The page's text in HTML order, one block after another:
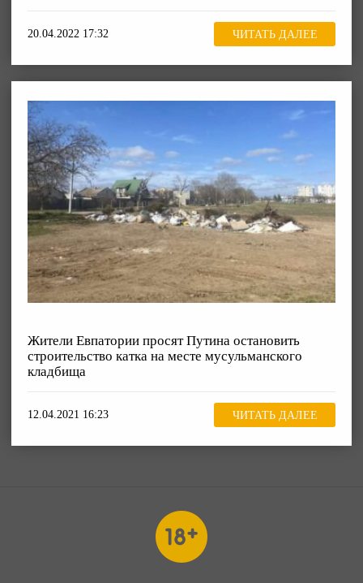
20.04.2022 17:32 ЧИТАТЬ ДАЛЕЕ
Жители Евпатории просят Путина остановить
строительство катка на месте мусульманского
кладбища
12.04.2021 16:23 ЧИТАТЬ ДАЛЕЕ